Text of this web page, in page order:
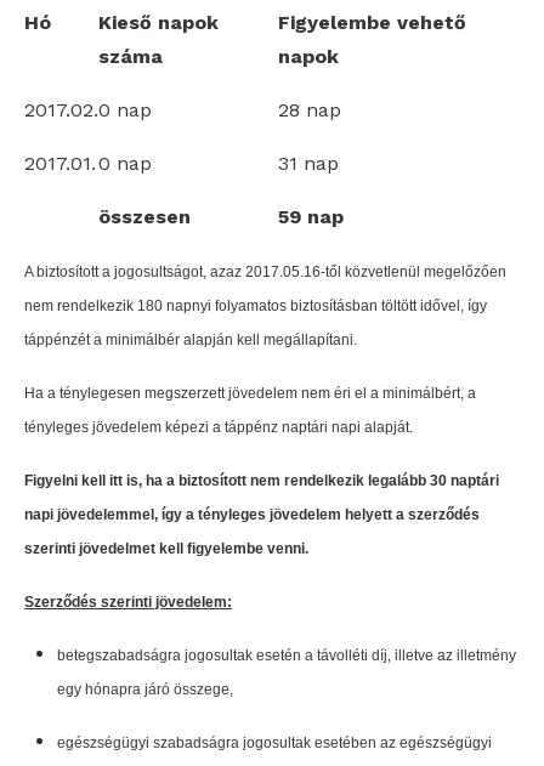
Hó
Kieső napok
száma
Figyelembe vehető
napok
2017.02.0 nap 28 nap
2017.01.0 nap 31 nap
összesen 59 nap
A biztosított a jogosultságot, azaz 2017.05.16-től közvetlenül megelőzően
nem rendelkezik 180 napnyi folyamatos biztosításban töltött idővel, így
táppénzét a minimálbér alapján kell megállapítani.
Ha a ténylegesen megszerzett jövedelem nem éri el a minimálbért, a
tényleges jövedelem képezi a táppénz naptári napi alapját.
Figyelni kell itt is, ha a biztosított nem rendelkezik legalább 30 naptári
napi jövedelemmel, így a tényleges jövedelem helyett a szerződés
szerinti jövedelmet kell figyelembe venni.
Szerződés szerinti jövedelem:
betegszabadságra jogosultak esetén a távolléti díj, illetve az illetmény
egy hónapra járó összege,
egészségügyi szabadságra jogosultak esetében az egészségügyi